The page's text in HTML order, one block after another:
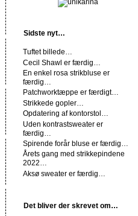
Sidste nyt…
Tuftet billede…
Cecil Shawl er færdig…
En enkel rosa strikbluse er
færdig…
Patchworktæppe er færdigt…
Strikkede gopler…
Opdatering af kontorstol…
Uden kontrastsweater er
færdig…
Spirende forår bluse er færdig…
Årets gang med strikkepindene
2022…
Aksø sweater er færdig…
Det bliver der skrevet om…